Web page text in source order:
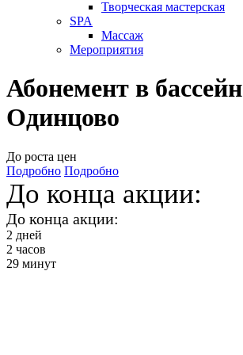
Творческая мастерская
SPA
Массаж
Мероприятия
Абонемент в бассейн
Одинцово
До роста цен
Подробно Подробно
До конца акции:
До конца акции:
2 дней
2 часов
29 минут